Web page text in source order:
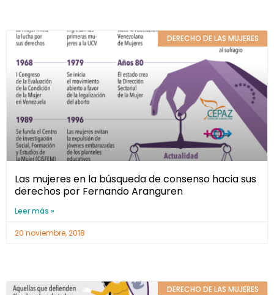
DERECHO DE LAS MUJERES
Las mujeres en la búsqueda de consenso hacia sus
derechos por Fernando Aranguren
Leer más »
20 noviembre, 2018
DERECHO DE LAS MUJERES